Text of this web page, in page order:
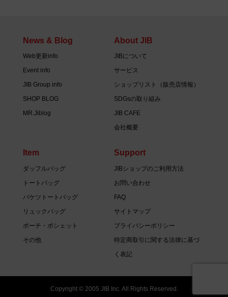
News & Blog
Web更新info
Event info
JIB Group info
SHOP BLOG
MR.Jiblog
About JIB
JIBについて
サービス
ショップリスト（販売店情報）
SDGsの取り組み
JIB CAFE
会社概要
Item
ダッフルバッグ
トートバッグ
バケツトートバッグ
リュックバッグ
ポーチ・ポシェット
その他
Support
JIBショップのご利用方法
お問い合わせ
FAQ
サイトマップ
プライバシーポリシー
特定商取引に関する法律に基づ
く表記
Copyright © 2005 JIB Inc. All Rights Reserved.